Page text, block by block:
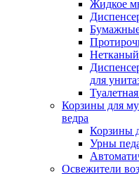
Жидкое
для
Корзины для
ведра
Корзины
Урны
Освежители